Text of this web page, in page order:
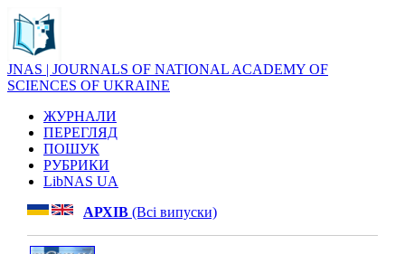
JNAS | JOURNALS OF NATIONAL ACADEMY OF
SCIENCES OF UKRAINE
ЖУРНАЛИ
ПЕРЕГЛЯД
ПОШУК
РУБРИКИ
LibNAS UA
АРХІВ (Всі випуски)